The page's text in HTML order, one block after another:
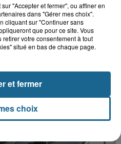
"Accepter et fermer", ou affiner en
dans "Gérer mes choix".
cliquant sur "Continuer sans
que pour ce site. Vous
votre consentement à tout
situé en bas de chaque page.
choix
et fermer